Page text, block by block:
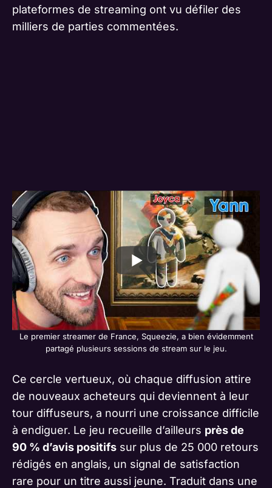
plateformes de streaming ont vu défiler des
milliers de parties commentées.
Le premier streamer de France, Squeezie, a bien évidemment
partagé plusieurs sessions de stream sur le jeu.
Ce cercle vertueux, où chaque diffusion attire
de nouveaux acheteurs qui deviennent à leur
tour diffuseurs, a nourri une croissance difficile
à endiguer. Le jeu recueille d’ailleurs près de
90 % d’avis positifs sur plus de 25 000 retours
rédigés en anglais, un signal de satisfaction
rare pour un titre aussi jeune. Traduit dans une